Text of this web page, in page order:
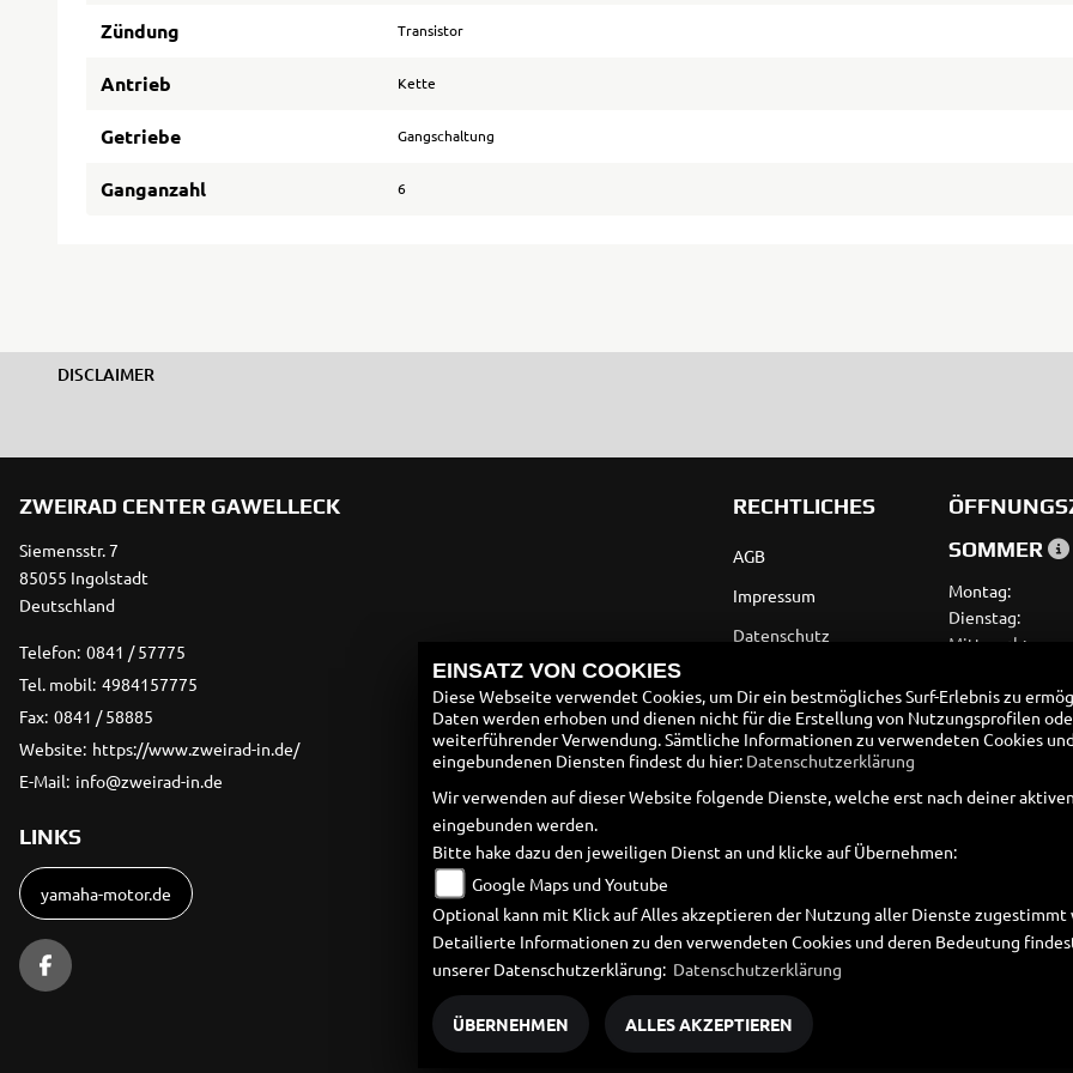
Zündung Transistor
Antrieb Kette
Getriebe Gangschaltung
Ganganzahl 6
DISCLAIMER
ZWEIRAD CENTER GAWELLECK
Siemensstr. 7
85055 Ingolstadt
Deutschland
Telefon: 0841 / 57775
Tel. mobil: 4984157775
Fax: 0841 / 58885
Website: https://www.zweirad-in.de/
E-Mail: info@zweirad-in.de
LINKS
yamaha-motor.de
RECHTLICHES
AGB
Impressum
Datenschutz
Barrierefreiheit
Batteriegesetz
Altölverordnung
SOMMER
Montag:
Dienstag:
Mittwoch:
Freitag:
Samstag:
Sonntag:
EINSATZ VON COOKIES
Diese Webseite verwendet Cookies, um Dir ein bestmögliches Surf-Erlebnis zu
Daten werden erhoben und dienen nicht für die Erstellung von Nutzungsprofilen
weiterführender Verwendung. Sämtliche Informationen zu verwendeten Cookies
eingebundenen Diensten findest du hier: Datenschutzerklärung
Wir verwenden auf dieser Website folgende Dienste, welche erst nach deiner
eingebunden werden.
Bitte hake dazu den jeweiligen Dienst an und klicke auf Übernehmen:
Google Maps und Youtube
Optional kann mit Klick auf Alles akzeptieren der Nutzung aller Dienste zugestimmt
Detailierte Informationen zu den verwendeten Cookies und deren Bedeutung
unserer Datenschutzerklärung: Datenschutzerklärung
ÜBERNEHMEN ALLES AKZEPTIEREN